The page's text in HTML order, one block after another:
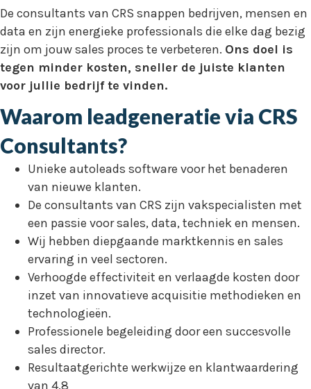
De consultants van CRS snappen bedrijven, mensen en
data en zijn energieke professionals die elke dag bezig
zijn om jouw sales proces te verbeteren. Ons doel is
tegen minder kosten, sneller de juiste klanten
voor jullie bedrijf te vinden.
Waarom leadgeneratie via CRS
Consultants?
Unieke autoleads software voor het benaderen
van nieuwe klanten.
De consultants van CRS zijn vakspecialisten met
een passie voor sales, data, techniek en mensen.
Wij hebben diepgaande marktkennis en sales
ervaring in veel sectoren.
Verhoogde effectiviteit en verlaagde kosten door
inzet van innovatieve acquisitie methodieken en
technologieën.
Professionele begeleiding door een succesvolle
sales director.
Resultaatgerichte werkwijze en klantwaardering
van 4,8